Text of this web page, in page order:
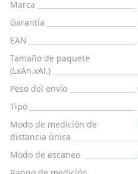
Marca
Garantía
EAN
Tamaño de paquete
(LxAn.xAl.)
Peso del envío
Tipo
Modo de medición de
distancia única
Modo de escaneo